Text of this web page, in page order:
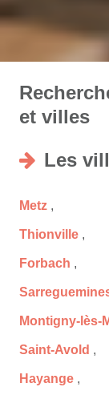
et villes
Les
Metz ,
Thionville ,
Forbach ,
Montigny-lès-
Saint-Avold ,
Hayange ,